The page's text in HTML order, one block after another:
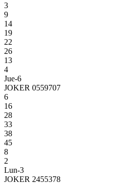
3
9
14
19
22
26
13
4
Jue-6
JOKER 0559707
6
16
28
33
38
45
8
2
Lun-3
JOKER 2455378